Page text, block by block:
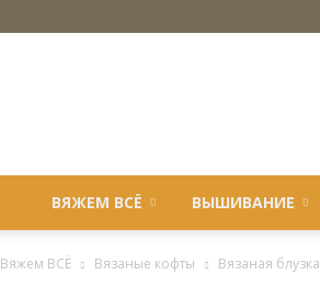
ВЯЖЕМ ВСЁ ВЫШИВАНИЕ
Вяжем ВСЁ Вязаные кофты Вязаная блузка